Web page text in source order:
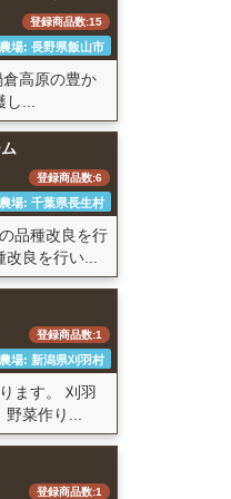
登録商品数:15
農場: 長野県飯山市
高原の豊か
...
登録商品数:6
農場: 千葉県長生村
品種改良を行
改良を行い...
登録商品数:1
農場: 新潟県刈羽村
ます。 刈羽
野菜作り...
登録商品数:1